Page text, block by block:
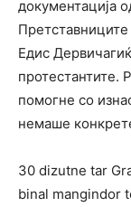
документација
Едис
протестантите.
помогне со
немаше
30 dizutne tar
binal mangindor